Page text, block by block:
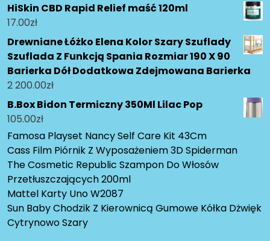
HiSkin CBD Rapid Relief maść 120ml
17.00zł
Drewniane Łóżko Elena Kolor Szary Szuflady
Szuflada Z Funkcją Spania Rozmiar 190 X 90
Barierka Dół Dodatkowa Zdejmowana Barierka
2 200.00zł
B.Box Bidon Termiczny 350Ml Lilac Pop
105.00zł
Famosa Playset Nancy Self Care Kit 43Cm
Cass Film Piórnik Z Wyposażeniem 3D Spiderman
The Cosmetic Republic Szampon Do Włosów
Przetłuszczających 200ml
Mattel Karty Uno W2087
Sun Baby Chodzik Z Kierownicą Gumowe Kółka Dżwięk
Cytrynowo Szary